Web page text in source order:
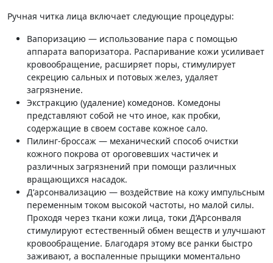
Ручная читка лица включает следующие процедуры:
Вапоризацию — использование пара с помощью
аппарата вапоризатора. Распаривание кожи усиливает
кровообращение, расширяет поры, стимулирует
секрецию сальных и потовых желез, удаляет
загрязнение.
Экстракцию (удаление) комедонов. Комедоны
представляют собой не что иное, как пробки,
содержащие в своем составе кожное сало.
Пилинг-броссаж — механический способ очистки
кожного покрова от ороговевших частичек и
различных загрязнений при помощи различных
вращающихся насадок.
Д’арсонвализацию — воздействие на кожу импульсным
переменным током высокой частоты, но малой силы.
Проходя через ткани кожи лица, токи Д’Арсонваля
стимулируют естественный обмен веществ и улучшают
кровообращение. Благодаря этому все ранки быстро
заживают, а воспаленные прыщики моментально